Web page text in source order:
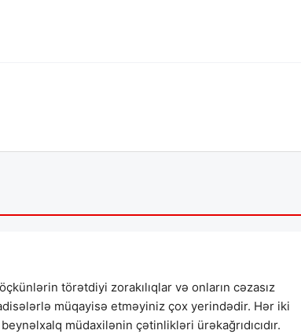
törətdiyi zorakılıqlar və onların cəzasız
müqayisə etməyiniz çox yerindədir. Hər iki
müdaxilənin çətinlikləri ürəkağrıdıcıdır.